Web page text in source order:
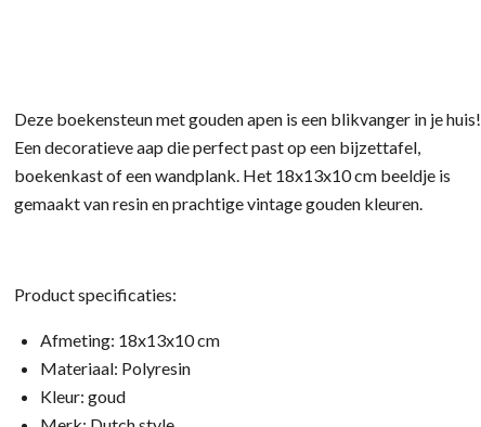
Deze boekensteun met gouden apen is een blikvanger in je huis!
Een decoratieve aap die perfect past op een bijzettafel,
boekenkast of een wandplank. Het 18x13x10 cm beeldje is
gemaakt van resin en prachtige vintage gouden kleuren.
Product specificaties:
Afmeting: 18x13x10 cm
Materiaal: Polyresin
Kleur: goud